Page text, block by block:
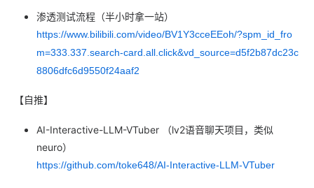
渗透测试流程（半小时拿一站）
https://www.bilibili.com/video/BV1Y3cceEEoh/?spm_id_fro
m=333.337.search-card.all.click&vd_source=d5f2b87dc23c
8806dfc6d9550f24aaf2
【自推】
AI-Interactive-LLM-VTuber （lv2语音聊天项目，类似
neuro）
https://github.com/toke648/AI-Interactive-LLM-VTuber